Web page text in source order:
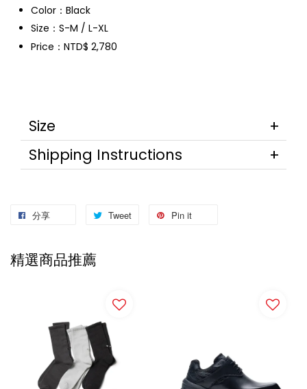
Color：Black
Size：S-M / L-XL
Price：NTD$ 2,780
Size
Shipping Instructions
分享 Tweet Pin it
精選商品推薦